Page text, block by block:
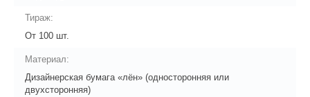
Тираж:
От 100 шт.
Материал:
Дизайнерская бумага «лён» (односторонняя или
двухсторонняя)